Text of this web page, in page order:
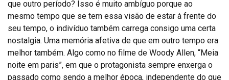
que outro período? Isso é muito ambíguo porque ao
mesmo tempo que se tem essa visão de estar à frente do
seu tempo, o indivíduo também carrega consigo uma certa
nostalgia. Uma memória afetiva de que em outro tempo era
melhor também. Algo como no filme de Woody Allen, “Meia
noite em paris”, em que o protagonista sempre enxerga o
passado como sendo a melhor época, independente do que